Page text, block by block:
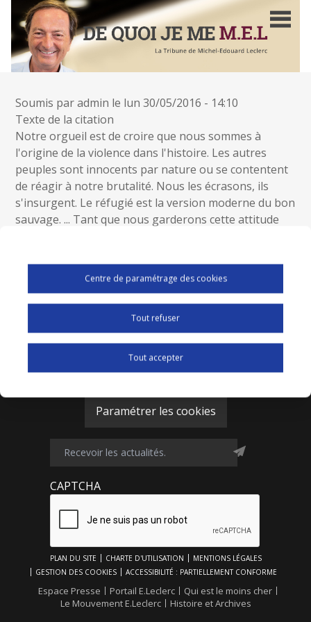
contenu
principal
Soumis paradmin le lun 30/05/2016 - 14:10
Texte de la citation
Notre orgueil est de croire que nous sommes à
l'origine de la violence dans l'histoire. Les autres
peuples sont innocents par nature ou se contentent
de réagir à notre brutalité. Nous les écrasons, ils
s'insurgent. Le réfugié est la version moderne du bon
sauvage. ... Tant que nous garderons cette attitude
Source
Pascal Bruckner - Le Figaro du 23/01/2016
Affichage sur la page d'accueil
Top
PLAN DU SITE CHARTE D'UTILISATION
MENTIONS LÉGALES
GESTION DES COOKIES
ACCESSIBILITÉ : PARTIELLEMENT CONFORME
Footer
Bottom
Espace Presse Portail E.Leclerc
Qui est le moins cher
Le Mouvement E.Leclerc
Histoire et Archives
Paramétrer les cookies
CAPTCHA
Centre de paramétrage des cookies
Tout refuser
Tout accepter